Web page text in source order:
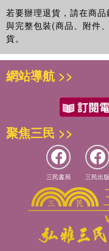
若要辦理退貨，請在商
與完整包裝(商品、附件
貨。
網站導航 >>
聚焦三民 >>
三民書局 三民出版